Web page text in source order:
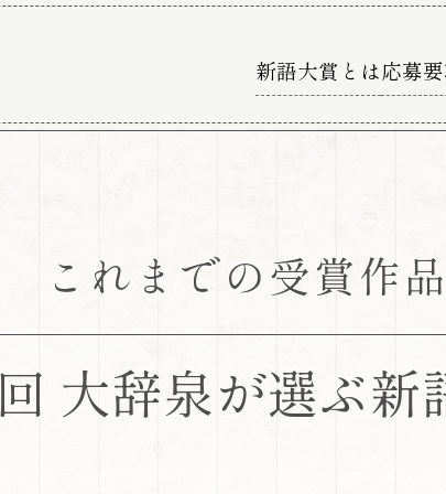
新語大賞とは応募
これまでの受賞作品
大辞泉が選ぶ新